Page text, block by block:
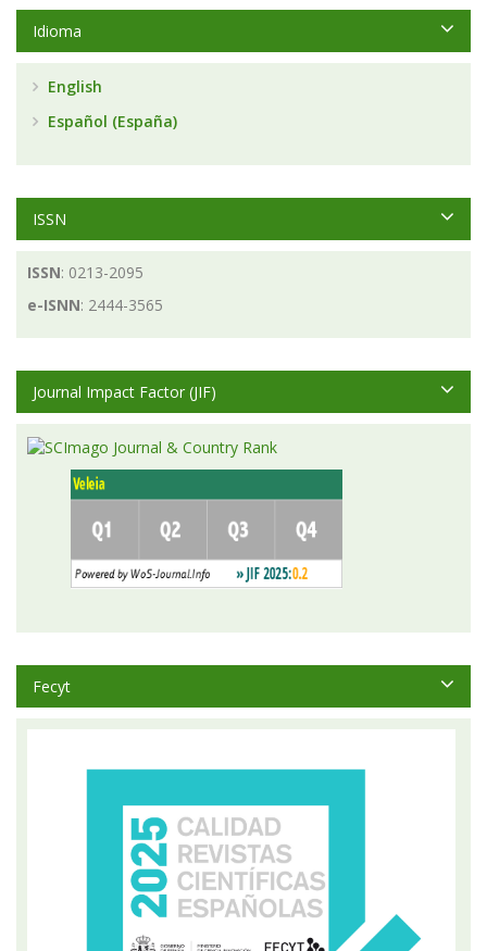
Idioma
English
Español (España)
ISSN
ISSN: 0213-2095
e-ISNN: 2444-3565
Journal Impact Factor (JIF)
Fecyt